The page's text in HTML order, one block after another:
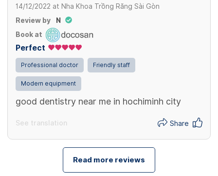
14/12/2022 at Nha Khoa Trồng Răng Sài Gòn
Review by
N
Book at
Perfect
Professional doctor Friendly staff
Modern equipment
good dentistry near me in hochiminh city
See translation Share
Read more reviews